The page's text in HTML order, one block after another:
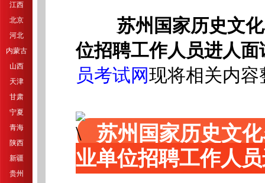
江西
北京
河北
内蒙古
山西
天津
甘肃
宁夏
青海
陕西
新疆
贵州
苏州国家历史文
位招聘工作人员进人
员考试网现将相关内
苏州国家历史文
业单位招聘工作人